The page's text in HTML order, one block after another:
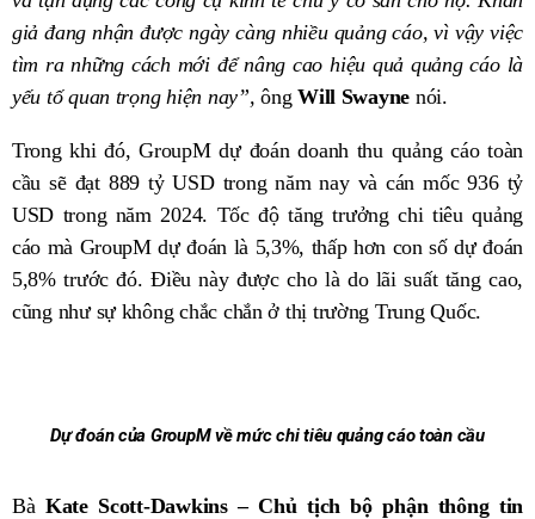
giả đang nhận được ngày càng nhiều quảng cáo, vì vậy việc
tìm ra những cách mới để nâng cao hiệu quả quảng cáo là
yếu tố quan trọng hiện nay”, ôngWill Swayne nói.
Trong khi đó, GroupM dự đoán doanh thu quảng cáo toàn
cầu sẽ đạt 889 tỷ USD trong năm nay và cán mốc 936 tỷ
USD trong năm 2024. Tốc độ tăng trưởng chi tiêu quảng
cáo mà GroupM dự đoán là 5,3%, thấp hơn con số dự đoán
5,8% trước đó. Điều này được cho là do lãi suất tăng cao,
cũng như sự không chắc chắn ở thị trường Trung Quốc.
Dự đoán của GroupM về mức chi tiêu quảng cáo toàn cầu
Bà Kate Scott-Dawkins – Chủ tịch bộ phận thông tin